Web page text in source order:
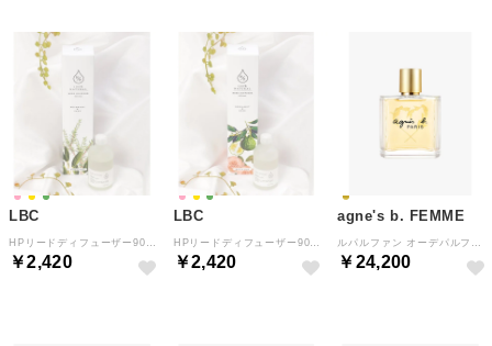
LBC
￥2,420
LBC
￥2,420
agne's b. FEMME
￥24,200